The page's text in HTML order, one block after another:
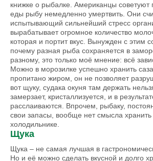
книжке о рыбалке. Американцы
еды рыбу немедленно умертвить. Они
испытывающий сильнейший стресс
вырабатывает огромное количество
которая и портит вкус. Вынужден с этим
почему разная рыба сохраняется в
разному, это только моё мнение: всё
Можно в морозилке успешно хранить
пропитано жиром, он не позволяет
вот щуку, судака окуня там держать
замерзает, кристаллизуется, и в
расслаиваются. Впрочем, рыбаку,
свои запасы, вообще нет смысла
холодильнике.
Щука
Щука – не самая лучшая в
Но и её можно сделать вкусной и долго